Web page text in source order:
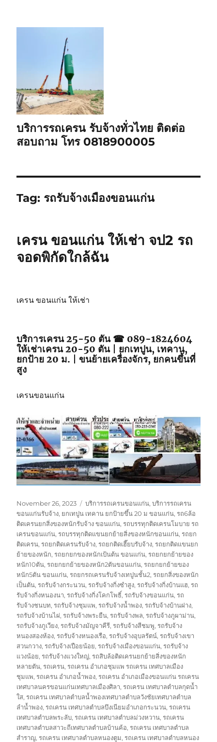
บริการรถเครน รับจ้างทั่วไทย ติดต่อ
สอบถาม โทร 0818900005
Tag: รถรับจ้างเมืองขอนแก่น
เครน ขอนแก่น ให้เช่า จป2 รถ
จอดพิกัดใกล้ฉัน
เครน ขอนแก่น ให้เช่า
บริการเครน 25-50 ตัน ☎ 089-1824604
ให้เช่าเครน 20-50 ตัน | ยกเทปูน, เทคาน,
ยกป้าย 20 ม. | ขนย้ายเครื่องจักร, ยกคนขึ้นที่
สูง
เครนขอนแก่น
Posted
on
November 26, 2023 Tags
บริการรถเครนขอนแก่น,บริการรถเครน
ขอนแก่นรับจ้าง, ยกเทปูน เทคาน ยกป้ายขึ้น 20 ม ขอนแก่น,รถ6ล้อ
ติดเครนยกสิ่งของหนักรับจ้าง ขอนแก่น,รถบรรทุกติดเครนโมบาย รถ
เครนขอนแก่น,รถบรรทุกติดแขนยกย้ายสิ่งของหนักขอนแก่น,รถยก
ติดเครน,รถยกติดเครนรับจ้าง,รถยกติดเฮี๊ยบรับจ้าง,รถยกติดแขนยก
ย้ายของหนัก,รถยกยกของหนักเป้นต้น ขอนแก่น,รถยกยกย้ายของ
หนัก10ตัน,รถยกยกย้ายของหนัก2ตันขอนแก่น,รถยกยกย้ายของ
หนัก5ตัน ขอนแก่น,รถยกรถเครนรับจ้างเทปูนชั้น2,รถยกสิ่งของหนัก
เป็นตัน,รถรับจ้างกระนวน,รถรับจ้างกิ่งซำสูง,รถรับจ้างกิ่งบ้านแฮ,รถ
รับจ้างกิ่งหนองนา,รถรับจ้างกิ่งโคกโพธิ์,รถรับจ้างขอนแก่น,รถ
รับจ้างชนบท,รถรับจ้างชุมแพ,รถรับจ้างน้ำพอง,รถรับจ้างบ้านฝาง,
รถรับจ้างบ้านไผ่,รถรับจ้างพระยืน,รถรับจ้างพล,รถรับจ้างภูผาม่าน,
รถรับจ้างภูเวียง,รถรับจ้างมัญจาคีรี,รถรับจ้างสีชมพู,รถรับจ้าง
หนองสองห้อง,รถรับจ้างหนองเรือ,รถรับจ้างอุบลรัตน์,รถรับจ้างเขา
สวนกวาง,รถรับจ้างเปือยน้อย,รถรับจ้างเมืองขอนแก่น,รถรับจ้าง
แวงน้อย,รถรับจ้างแวงใหญ่,รถสิบล้อติดเครนยกย้ายสิ่งของหนัก
หลายตัน,รถเครน,รถเครน อำเภอชุมแพ รถเครน เทศบาลเมือง
ชุมแพ,รถเครน อำเภอน้ำพอง,รถเครน อำเภอเมืองขอนแก่น รถเครน
เทศบาลนครขอนแก่นเทศบาลเมืองศิลา,รถเครน เทศบาลตำบลกุดน้ำ
ใส,รถเครน เทศบาลตำบลน้ำพองเทศบาลตำบลวังชัยเทศบาลตำบล
ลำน้ำพอง,รถเครน เทศบาลตำบลบึงเนียมอำเภอกระนวน,รถเครน
เทศบาลตำบลพระลับ,รถเครน เทศบาลตำบลม่วงหวาน,รถเครน
เทศบาลตำบลสาวะถีเทศบาลตำบลบ้านค้อ,รถเครน เทศบาลตำบล
สำราญ,รถเครน เทศบาลตำบลหนองตูม,รถเครน เทศบาลตำบลหนอง